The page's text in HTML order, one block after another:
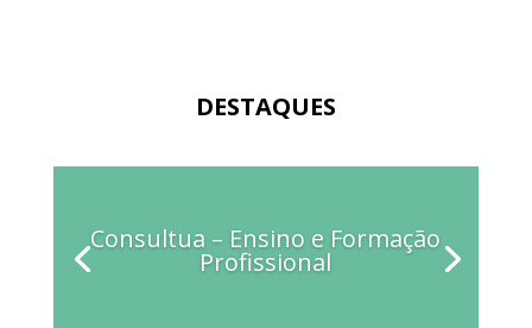
DESTAQUES
Consultua – Ensino e Formação
Profissional